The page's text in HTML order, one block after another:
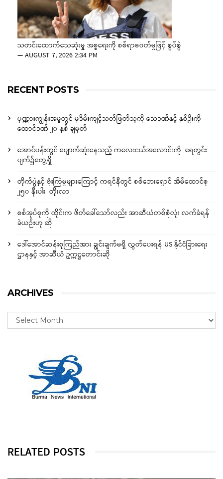
သတင်းထောက်သေဆုံးမှု အစ္စရေးကို စစ်ရာဇဝတ်မှုဖြင့် စွပ်စွဲ
—AUGUST 7, 2026 2:34 PM
RECENT POSTS
ပုဏ္ဏားကျွန်းအမှုတွင် မုဒိမ်းကျင့်သတ်ဖြတ်သူကို သေဒဏ်နှင့် နှစ်ဦးကို
ထောင်ဒဏ် ၂၀ နှစ် ချမှတ်
အောင်ပန်းတွင် ပျောက်ဆုံးနေသည့် ကလေးငယ်အလောင်းကို ရေတွင်း
ပျက်၌တွေ့ရှိ
တိုက်ပွဲနှင့် ဗုံးကြဲမှုများကြောင့် ကရင်နီတွင် စစ်ဘေးရှောင် အိမ်ထောင်စု
၂၅၀ နီးပါး တိုးလာ
စစ်အုပ်စုကို ထိုင်းက ဖိတ်ခေါ်သော်လည်း အာဆီယံတစ်စုံလုံး လက်ခံရန်
ခဲယဉ်းဟု ဆို
ဒေါ်အောင်ဆန်းစုကြည်အား ချွင်းချက်မရှိ လွှတ်ပေးရန် US နိုင်ငံခြားရေး
ဌာနနှင့် အာဆီယံ ဥက္ကဋ္ဌတောင်းဆို
ARCHIVES
RELATED POSTS